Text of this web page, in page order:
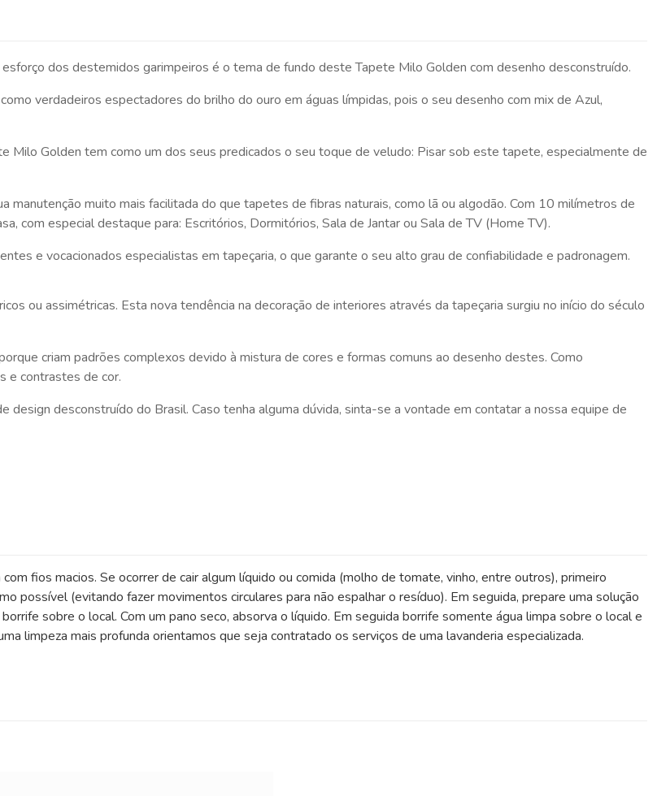
dos destemidos garimpeiros é o tema de fundo deste Tapete Milo Golden com desenho desconstruído.
verdadeiros espectadores do brilho do ouro em águas límpidas, pois o seu desenho com mix de Azul,
Milo Golden tem como um dos seus predicados o seu toque de veludo: Pisar sob este tapete, especialmente de
muito mais facilitada do que tapetes de fibras naturais, como lã ou algodão. Com 10 milímetros de
com especial destaque para: Escritórios, Dormitórios, Sala de Jantar ou Sala de TV (Home TV).
e vocacionados especialistas em tapeçaria, o que garante o seu alto grau de confiabilidade e padronagem.
ou assimétricas. Esta nova tendência na decoração de interiores através da tapeçaria surgiu no início do século
criam padrões complexos devido à mistura de cores e formas comuns ao desenho destes. Como
e contrastes de cor.
desconstruído do Brasil. Caso tenha alguma dúvida, sinta-se a vontade em contatar a nossa equipe de
fios macios. Se ocorrer de cair algum líquido ou comida (molho de tomate, vinho, entre outros), primeiro
possível (evitando fazer movimentos circulares para não espalhar o resíduo). Em seguida, prepare uma solução
sobre o local. Com um pano seco, absorva o líquido. Em seguida borrife somente água limpa sobre o local e
limpeza mais profunda orientamos que seja contratado os serviços de uma lavanderia especializada.